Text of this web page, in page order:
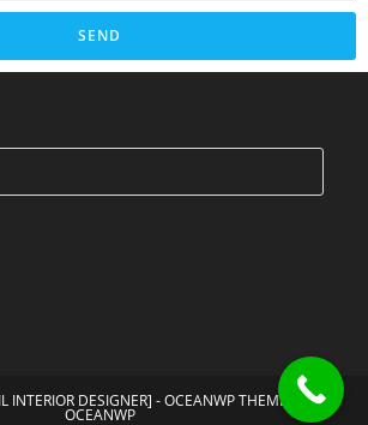
SEND
INTERIOR DESIGNER] - OCEANWP THEME BY
OCEANWP